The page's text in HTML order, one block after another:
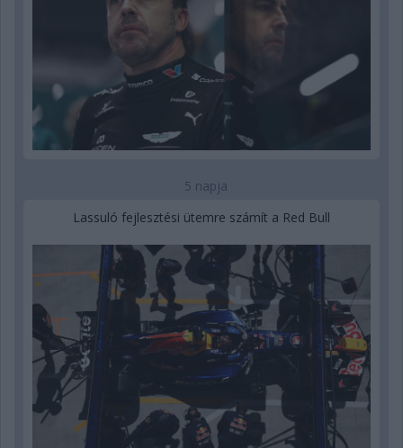
5 napja
Lassuló fejlesztési ütemre számít a Red Bull